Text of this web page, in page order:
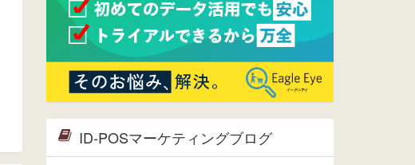
2015/04/30
Facebookページを開設しました。
詳細はこちら。
2015/04/20
ウレコンサイトリリースしました。
ID-POSマーケティングブログ